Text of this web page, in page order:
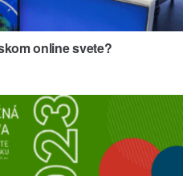
online svete?